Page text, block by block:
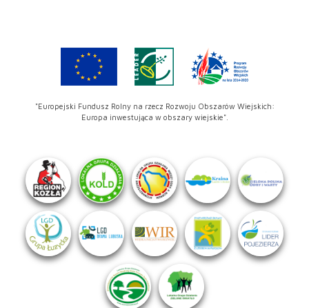
"Europejski Fundusz Rolny na rzecz Rozwoju Obszarów Wiejskich:
Europa inwestująca w obszary wiejskie".